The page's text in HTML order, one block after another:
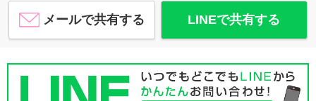
メールで共有する LINEで共有する